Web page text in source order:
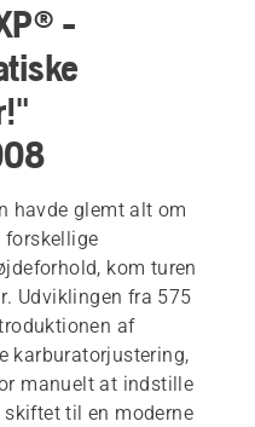
-
havde glemt alt om
forskellige
kom turen
Udviklingen fra 575
af
karburatorjustering,
manuelt at indstille
til en moderne